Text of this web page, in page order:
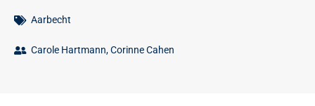
Aarbecht
Carole Hartmann,Corinne Cahen